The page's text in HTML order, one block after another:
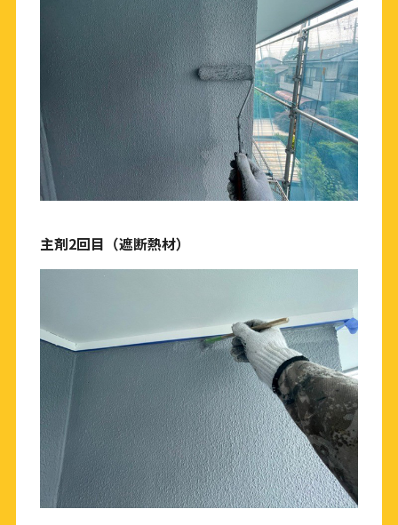
主剤2回目（遮断熱材）